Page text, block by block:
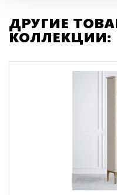
ДРУГИЕ
КОЛЛЕКЦИИ: